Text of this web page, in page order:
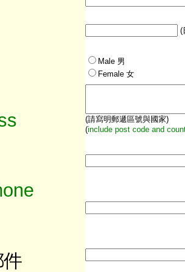
(
Male 男
Female 女
(請寫明郵遞區號與國家)
(include post code and